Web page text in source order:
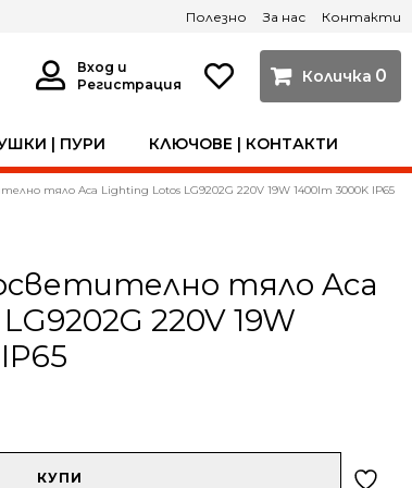
| ПУРИ КЛЮЧОВЕ | КОНТАКТИ
0
Вход и
Регистрация
Полезно За нас Контакти
тяло Aca Lighting Lotos LG9202G 220V 19W 1400lm 3000K IP65
тяло Aca
220V 19W
КУПИ